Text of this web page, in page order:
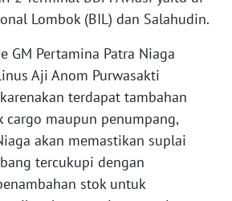
Lombok (BIL) dan Salahudin.
GM Pertamina Patra Niaga
Aji Anom Purwasakti
terdapat tambahan
cargo maupun penumpang,
akan memastikan suplai
tercukupi dengan
stok untuk